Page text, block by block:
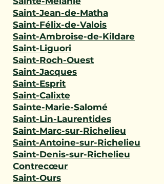
Saint-Jean-de-Matha
Saint-Félix-de-Valois
Saint-Ambroise-de-Kildare
Saint-Liguori
Saint-Roch-Ouest
Saint-Jacques
Saint-Esprit
Saint-Calixte
Sainte-Marie-Salomé
Saint-Lin-Laurentides
Saint-Marc-sur-Richelieu
Saint-Antoine-sur-Richelieu
Saint-Denis-sur-Richelieu
Contrecœur
Saint-Ours